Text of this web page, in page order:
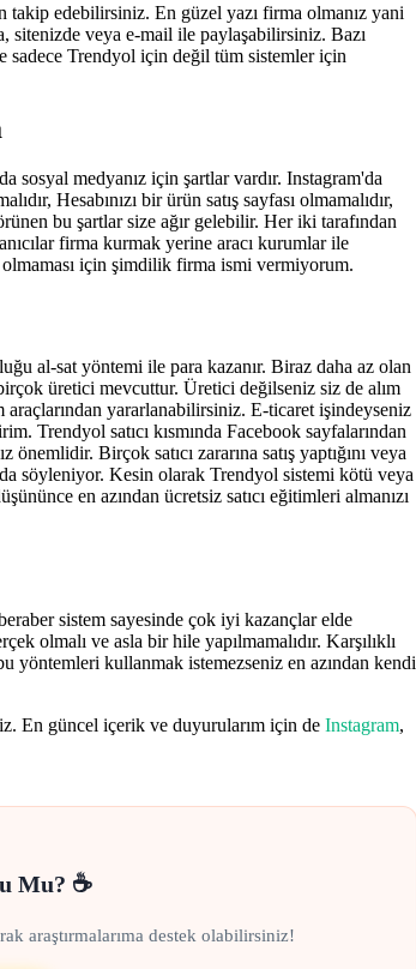
edebilirsiniz. En güzel yazı firma olmanız yani
sitenizde veya e-mail ile paylaşabilirsiniz. Bazı
sadece Trendyol için değil tüm sistemler için
sosyal medyanız için şartlar vardır. Instagram'da
Hesabınızı bir ürün satış sayfası olmamalıdır,
bu şartlar size ağır gelebilir. Her iki tarafından
firma kurmak yerine aracı kurumlar ile
olmaması için şimdilik firma ismi vermiyorum.
al-sat yöntemi ile para kazanır. Biraz daha az olan
üretici mevcuttur. Üretici değilseniz siz de alım
yararlanabilirsiniz. E-ticaret işindeyseniz
Trendyol satıcı kısmında Facebook sayfalarından
Birçok satıcı zararına satış yaptığını veya
söyleniyor. Kesin olarak Trendyol sistemi kötü veya
en azından ücretsiz satıcı eğitimleri almanızı
sistem sayesinde çok iyi kazançlar elde
olmalı ve asla bir hile yapılmamalıdır. Karşılıklı
yöntemleri kullanmak istemezseniz en azından kendi
En güncel içerik ve duyurularım için de Instagram,
Mu? ☕
araştırmalarıma destek olabilirsiniz!